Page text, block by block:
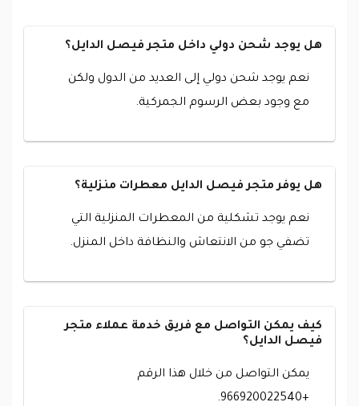
هل يوجد شحن دولي داخل متجر فيصل الدايل؟
نعم يوجد شحن دولي إلى العديد من الدول ولكن
مع وجود بعض الرسوم الجمركية.
هل يوفر متجر فيصل الدايل معطرات منزلية؟
نعم يوجد تشكلية من المعطرات المنزلية التي
تضفي جو من الانتعاش والنظافة داخل المنزل.
كيف يمكن التواصل مع فريق خدمة عملاء متجر
فيصل الدايل؟
يمكن التواصل من خلال هذا الرقم
+966920022540.